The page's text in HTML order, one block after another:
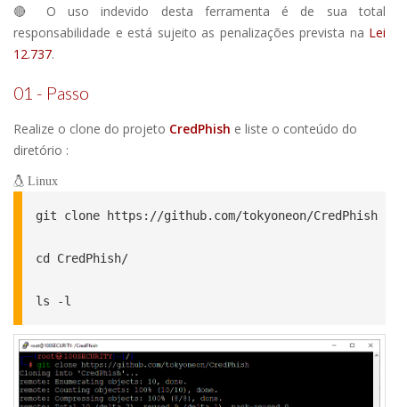
🔴 O uso indevido desta ferramenta é de sua total
responsabilidade e está sujeito as penalizações prevista na Lei
12.737.
01 - Passo
Realize o clone do projeto CredPhish e liste o conteúdo do
diretório :
Linux
git clone https://github.com/tokyoneon/CredPhish
cd CredPhish/
ls -l